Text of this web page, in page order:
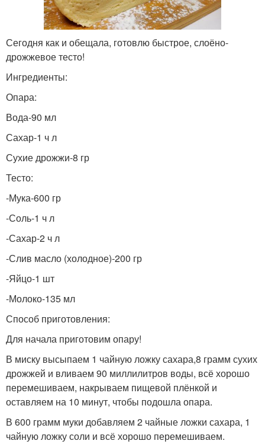
Сегодня как и обещала, готовлю быстрое, слоёно-
дрожжевое тесто!
Ингредиенты:
Опара:
Вода-90 мл
Сахар-1 ч л
Сухие дрожжи-8 гр
Тесто:
-Мука-600 гр
-Соль-1 ч л
-Сахар-2 ч л
-Слив масло (холодное)-200 гр
-Яйцо-1 шт
-Молоко-135 мл
Способ приготовления:
Для начала приготовим опару!
В миску высыпаем 1 чайную ложку сахара,8 грамм сухих
дрожжей и вливаем 90 миллилитров воды, всё хорошо
перемешиваем, накрываем пищевой плёнкой и
оставляем на 10 минут, чтобы подошла опара.
В 600 грамм муки добавляем 2 чайные ложки сахара, 1
чайную ложку соли и всё хорошо перемешиваем.